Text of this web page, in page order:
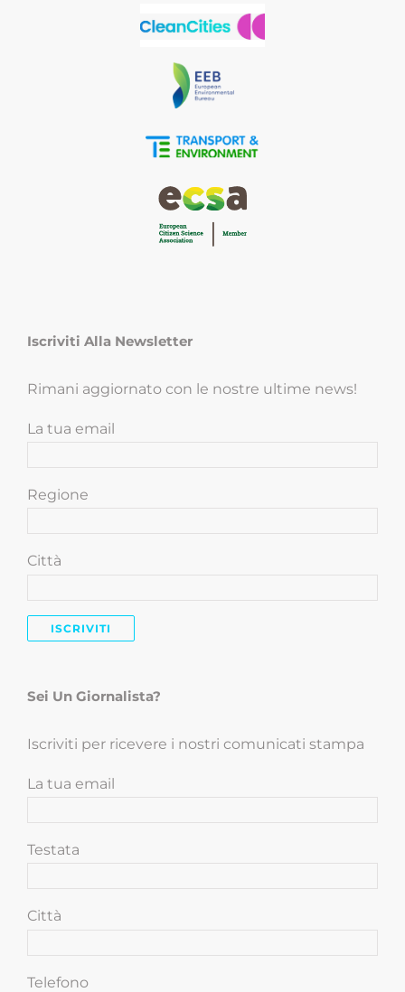
Iscriviti Alla Newsletter
Rimani aggiornato con le nostre ultime news!
La tua email
Regione
Città
Sei Un Giornalista?
Iscriviti per ricevere i nostri comunicati stampa
La tua email
Testata
Città
Telefono